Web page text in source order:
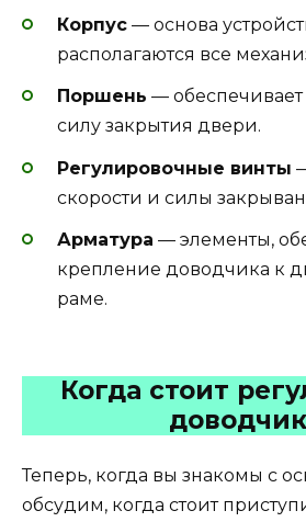
Корпус — основа
располагаются все
Поршень —
силу закрытия двери.
Регулировочные винты
скорости и силы
Арматура — элементы,
крепление доводчика к
раме.
Когда стоит
Теперь, когда вы знакомы с
обсудим, когда стоит